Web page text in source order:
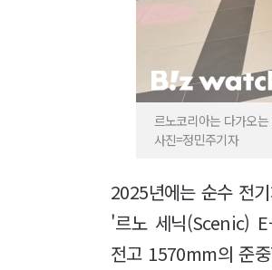
르노코리아는 다가오
사진=정민주기자
2025년에는 순수 전
'르노 세닉(Scenic)
전고 1570mm의 준